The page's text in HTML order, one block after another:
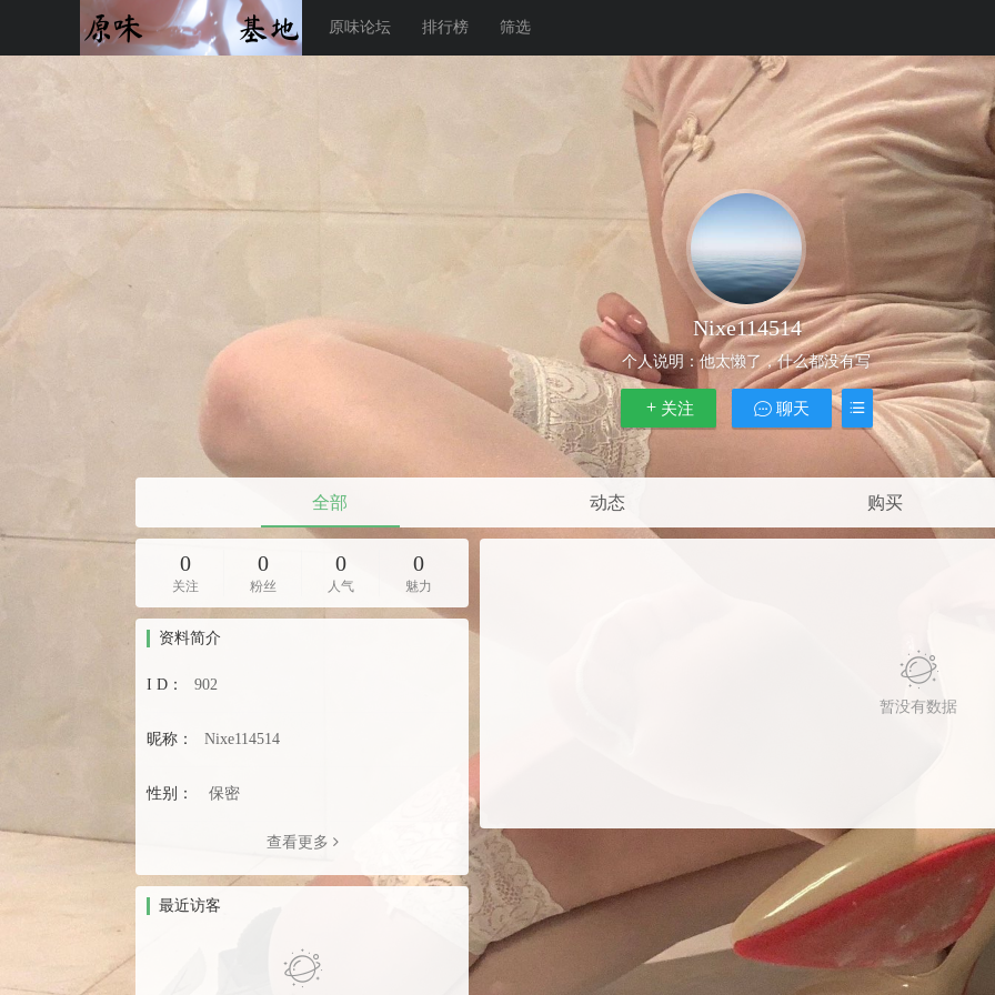
原味论坛 排行榜 筛选
Nixe114514
个人说明：他太懒了，什么都没有写
关注 聊天
全部 动态 购买
0
关注
0
粉丝
0
人气
0
魅力
资料简介
I D： 902
昵称： Nixe114514
性别： 保密
查看更多
最近访客
暂没有数据